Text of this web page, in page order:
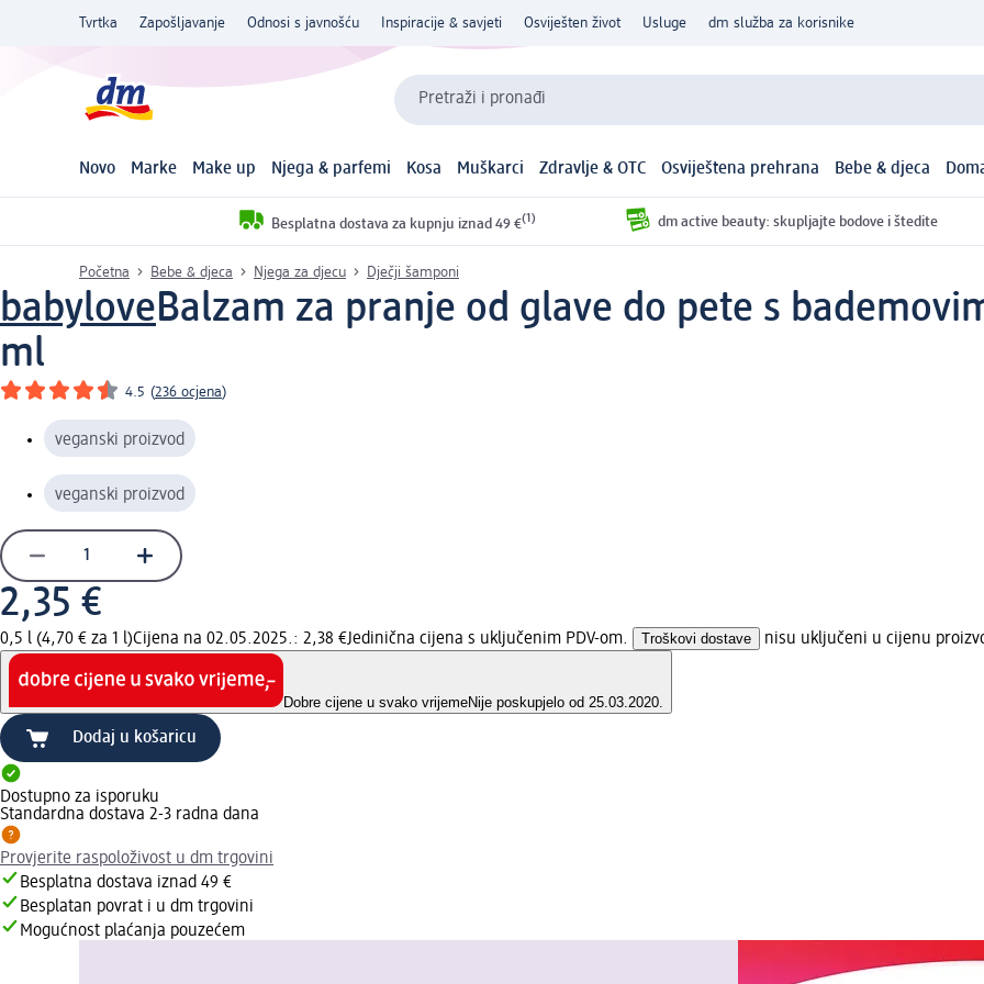
Tvrtka Zapošljavanje Odnosi s javnošću Inspiracije & savjeti Osviješten život Usluge dm služba za korisnike
Pretraži i pronađi
Novo Marke Make up Njega & parfemi Kosa Muškarci Zdravlje & OTC Osviještena prehrana Bebe & djeca
Besplatna dostava za kupnju iznad 49 €(1) dm active beauty: skupljajte bodove i štedite
Početna Bebe & djeca Njega za djecu Dječji šamponi
babyloveBalzam za pranje od glave do pete s
ml
4.5 (236 ocjena)
veganski proizvod
veganski proizvod
2,35 €
0,5 l (4,70 € za 1 l)Cijena na 02.05.2025.: 2,38 €Jedinična cijena s uključenim PDV-om. Troškovi dostave nisu uključeni u cijenu
Dobre cijene u svako vrijemeNije poskupjelo od 25.03.2020.
Dodaj u košaricu
Dostupno za isporuku
Standardna dostava 2-3 radna dana
Provjerite raspoloživost u dm trgovini
Besplatna dostava iznad 49 €
Besplatan povrat i u dm trgovini
Mogućnost plaćanja pouzećem